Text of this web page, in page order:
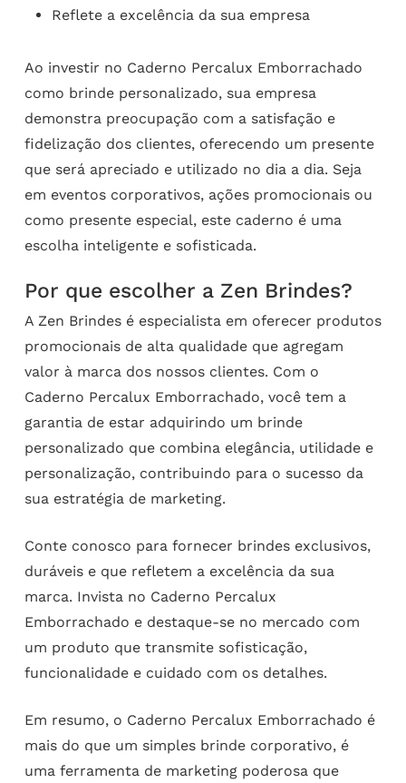
Reflete a excelência da sua empresa
Ao investir no Caderno Percalux Emborrachado
como brinde personalizado, sua empresa
demonstra preocupação com a satisfação e
fidelização dos clientes, oferecendo um presente
que será apreciado e utilizado no dia a dia. Seja
em eventos corporativos, ações promocionais ou
como presente especial, este caderno é uma
escolha inteligente e sofisticada.
Por que escolher a Zen Brindes?
A Zen Brindes é especialista em oferecer produtos
promocionais de alta qualidade que agregam
valor à marca dos nossos clientes. Com o
Caderno Percalux Emborrachado, você tem a
garantia de estar adquirindo um brinde
personalizado que combina elegância, utilidade e
personalização, contribuindo para o sucesso da
sua estratégia de marketing.
Conte conosco para fornecer brindes exclusivos,
duráveis e que refletem a excelência da sua
marca. Invista no Caderno Percalux
Emborrachado e destaque-se no mercado com
um produto que transmite sofisticação,
funcionalidade e cuidado com os detalhes.
Em resumo, o Caderno Percalux Emborrachado é
mais do que um simples brinde corporativo, é
uma ferramenta de marketing poderosa que